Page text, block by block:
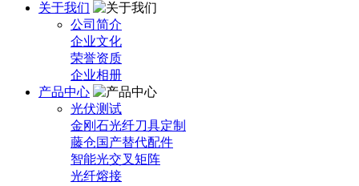
关于我们
公司简介
企业文化
荣誉资质
企业相册
产品中心
光伏测试
金刚石光纤刀具定制
藤仓国产替代配件
智能光交叉矩阵
光纤熔接